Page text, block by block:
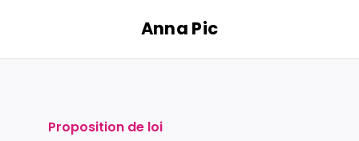
contenu
Anna Pic
Proposition de loi